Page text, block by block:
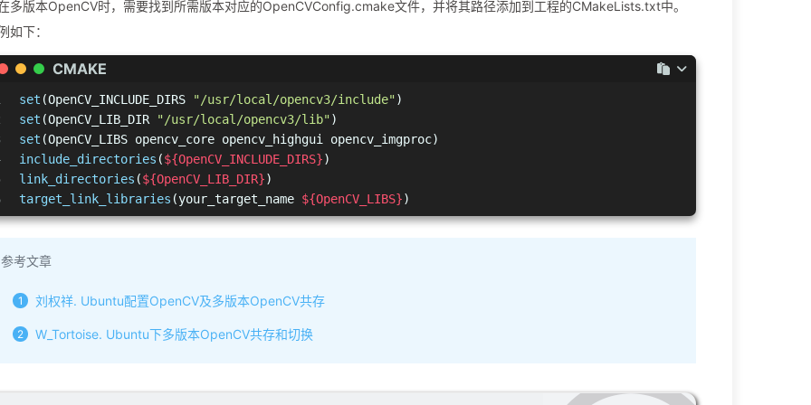
多版本OpenCV时，需要找到所需版本对应的OpenCVConfig.cmake文件，并将其路径添加到工程的CMakeLists.txt中。
如下：
CMAKE
set (OpenCV_INCLUDE_DIRS "/usr/local/opencv3/include")
set (OpenCV_LIB_DIR "/usr/local/opencv3/lib")
set (OpenCV_LIBS opencv_core opencv_highgui opencv_imgproc)
include_directories (${OpenCV_INCLUDE_DIRS})
link_directories (${OpenCV_LIB_DIR})
target_link_libraries (your_target_name ${OpenCV_LIBS})
参考文章
刘权祥. Ubuntu配置OpenCV及多版本OpenCV共存
W_Tortoise. Ubuntu下多版本OpenCV共存和切换